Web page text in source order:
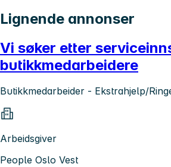
Lignende annonser
Vi søker etter
butikkmedarbeidere
Butikkmedarbeider - Ekstrahjelp/
Arbeidsgiver
People Oslo Vest